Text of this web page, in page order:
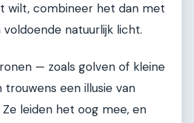
wilt, combineer het dan met
natuurlijk licht.
— zoals golven of kleine
een illusie van
leiden het oog mee, en